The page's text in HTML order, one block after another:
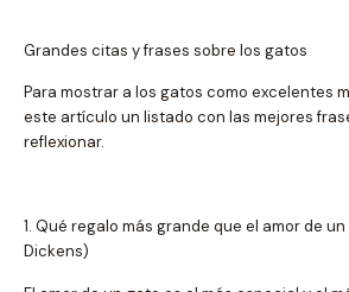
Grandes citas y frases sobre los gatos
Para mostrar a los gatos como excelentes
este artículo un listado con las mejores
reflexionar.
1. Qué regalo más grande que el amor de
Dickens)